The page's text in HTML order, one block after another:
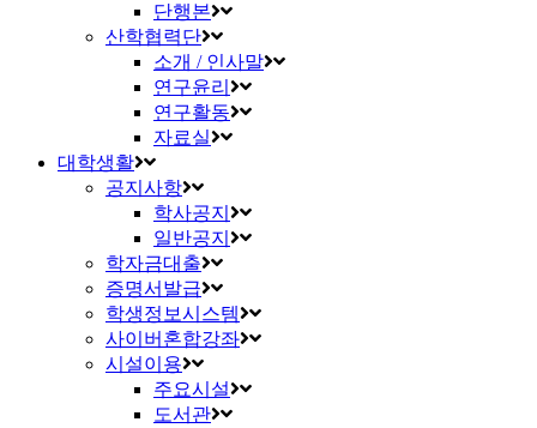
단행본
산학협력단
소개 / 인사말
연구윤리
연구활동
자료실
대학생활
공지사항
학사공지
일반공지
학자금대출
증명서발급
학생정보시스템
사이버혼합강좌
시설이용
주요시설
도서관